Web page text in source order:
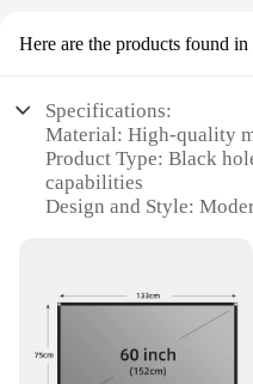
Here are the products found in
Specifications:
Material: High-quality
Product Type: Black
capabilities
Design and Style:
Usage and Purpose:
ambiance in various
living rooms, or even
Typical Adaptive
the atmosphere of
meditative tool